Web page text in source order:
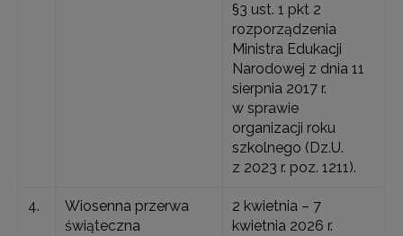
§3 ust. 1 pkt 2
rozporządzenia
Ministra Edukacji
Narodowej z dnia 11
sierpnia 2017 r.
w sprawie
organizacji roku
szkolnego (Dz.U.
z 2023 r. poz. 1211).
4.
Wiosenna przerwa
świąteczna
2 kwietnia – 7
kwietnia 2026 r.